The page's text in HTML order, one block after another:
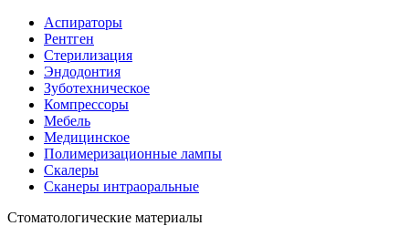
Аспираторы
Рентген
Стерилизация
Эндодонтия
Зуботехническое
Компрессоры
Мебель
Медицинское
Полимеризационные лампы
Скалеры
Сканеры интраоральные
Стоматологические материалы